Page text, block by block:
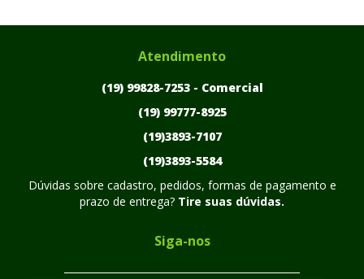
Atendimento
(19) 99828-7253 - Comercial
(19) 99777-8925
(19)3893-7107
(19)3893-5584
Dúvidas sobre cadastro, pedidos, formas de pagamento e
prazo de entrega? Tire suas dúvidas.
Siga-nos